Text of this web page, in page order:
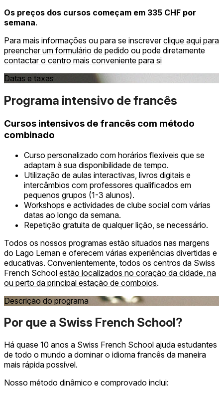
Os preços dos cursos começam em 335 CHF por
semana.
Para mais informações ou para se inscreverclique aqui para
preencher um formulário de pedido ou pode diretamente
contactar o centro mais conveniente para si
Datas e taxas
Programa intensivo de francês
Cursos intensivos de francês com método
combinado
Curso personalizado com horários flexíveis que se
adaptam à sua disponibilidade de tempo.
Utilização de aulas interactivas, livros digitais e
intercâmbios com professores qualificados em
pequenos grupos (1-3 alunos).
Workshops e actividades de clube social com várias
datas ao longo da semana.
Repetição gratuita de qualquer lição, se necessário.
Todos os nossos programas estão situados nas margens
do Lago Leman e oferecem várias experiências divertidas e
educativas. Convenientemente, todos os centros da Swiss
French School estão localizados no coração da cidade, na
ou perto da principal estação de comboios.
Descrição do programa
Por que a Swiss French School?
Há quase 10 anos a Swiss French School ajuda estudantes
de todo o mundo a dominar o idioma francês da maneira
mais rápida possível.
Nosso método dinâmico e comprovado inclui: